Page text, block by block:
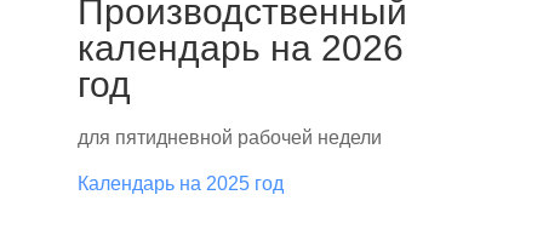
Производственный
календарь на 2026
год
для пятидневной рабочей недели
Календарь на 2025 год